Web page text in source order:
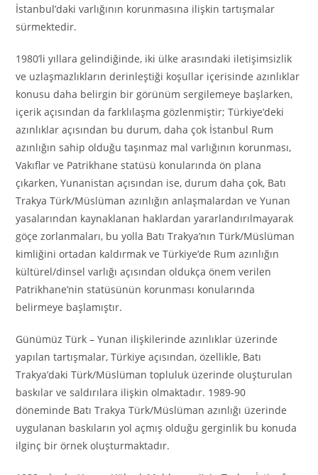
İstanbul’daki varlığının korunmasına ilişkin tartışmalar
sürmektedir.
1980’li yıllara gelindiğinde, iki ülke arasındaki iletişimsizlik
ve uzlaşmazlıkların derinleştiği koşullar içerisinde azınlıklar
konusu daha belirgin bir görünüm sergilemeye başlarken,
içerik açısından da farklılaşma gözlenmiştir; Türkiye’deki
azınlıklar açısından bu durum, daha çok İstanbul Rum
azınlığın sahip olduğu taşınmaz mal varlığının korunması,
Vakıflar ve Patrikhane statüsü konularında ön plana
çıkarken, Yunanistan açısından ise, durum daha çok, Batı
Trakya Türk/Müslüman azınlığın anlaşmalardan ve Yunan
yasalarından kaynaklanan haklardan yararlandırılmayarak
göçe zorlanmaları, bu yolla Batı Trakya’nın Türk/Müslüman
kimliğini ortadan kaldırmak ve Türkiye’de Rum azınlığın
kültürel/dinsel varlığı açısından oldukça önem verilen
Patrikhane’nin statüsünün korunması konularında
belirmeye başlamıştır.
Günümüz Türk – Yunan ilişkilerinde azınlıklar üzerinde
yapılan tartışmalar, Türkiye açısından, özellikle, Batı
Trakya’daki Türk/Müslüman topluluk üzerinde oluşturulan
baskılar ve saldırılara ilişkin olmaktadır. 1989-90
döneminde Batı Trakya Türk/Müslüman azınlığı üzerinde
uygulanan baskıların yol açmış olduğu gerginlik bu konuda
ilginç bir örnek oluşturmaktadır.